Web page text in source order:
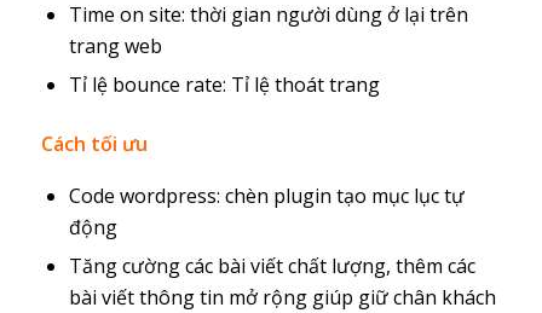
Time on site: thời gian người dùng ở lại trên
trang web
Tỉ lệ bounce rate: Tỉ lệ thoát trang
Cách tối ưu
Code wordpress: chèn plugin tạo mục lục tự
động
Tăng cường các bài viết chất lượng, thêm các
bài viết thông tin mở rộng giúp giữ chân khách